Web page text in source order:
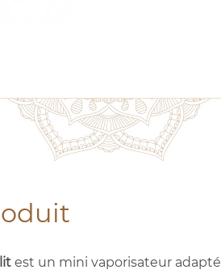
est un mini vaporisateur